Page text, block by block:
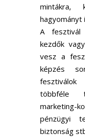
mintákra,
hagyományt
A fesztivál
kezdők
vesz a
képzés
fesztiválok
többféle
marketing-
pénzügyi
biztonság